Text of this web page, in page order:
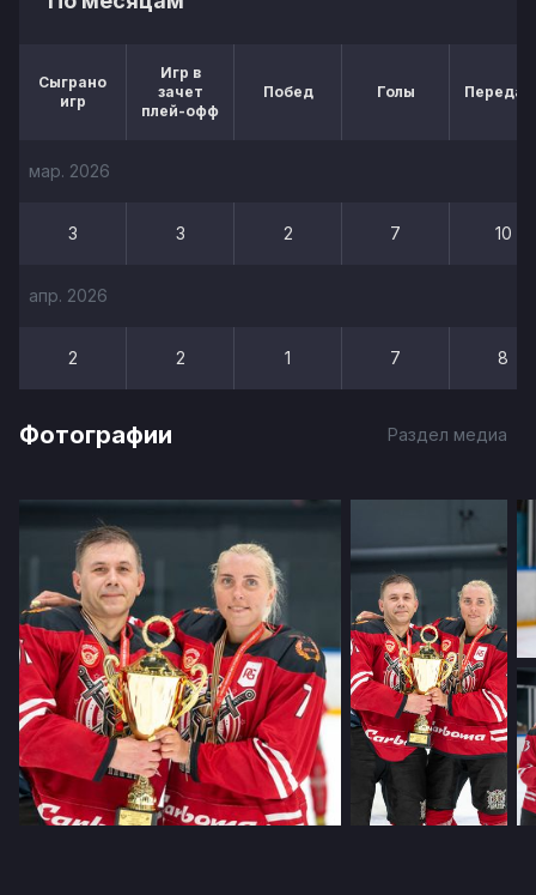
Сыграно
игр
Игр в
зачет
плей-офф
Побед Голы
мар. 2026
3 3 2 7 10
апр. 2026
2 2 1 7 8
Фотографии Раздел медиа